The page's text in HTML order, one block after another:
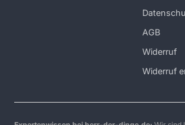
AGB
Widerruf
Widerruf